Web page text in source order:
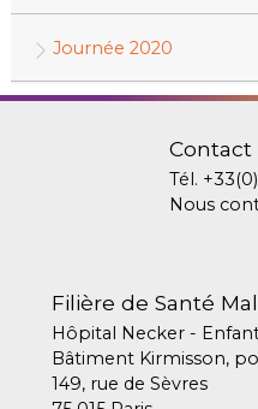
Journée 2020
Contact
Tél.
Nous
Filière de Santé
Hôpital Necker -
Bâtiment Kirmisson,
149, rue de Sèvres